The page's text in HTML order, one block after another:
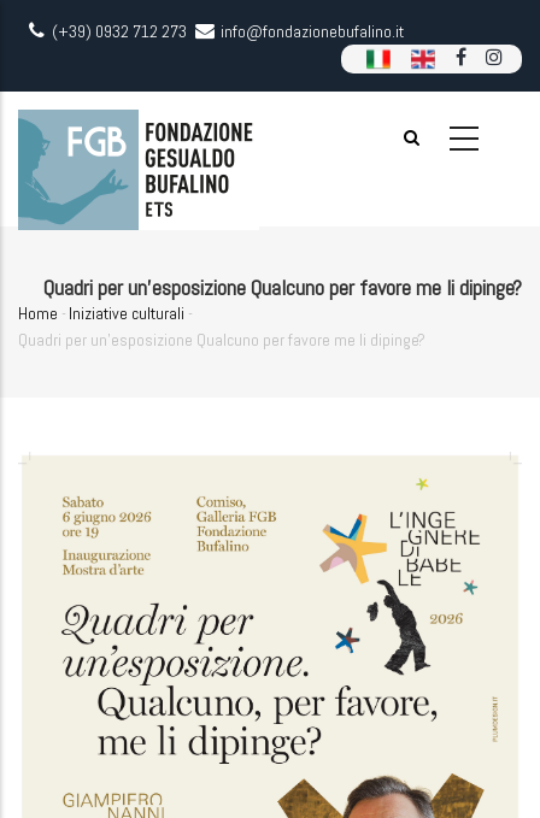
content
(+39) 0932 712 273 info@fondazionebufalino.it
Quadri per un'esposizione Qualcuno per favore me li dipinge?
Breadcrumb
Home - Iniziative culturali -
Quadri per un'esposizione Qualcuno per favore me li dipinge?